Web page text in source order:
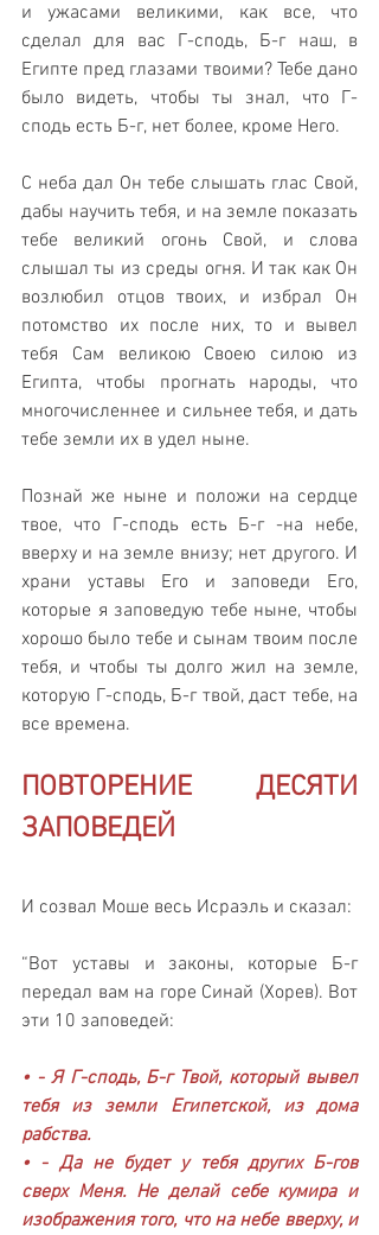
и ужасами великими, как все, что
сделал для вас Г-сподь, Б-г наш, в
Египте пред глазами твоими? Тебе дано
было видеть, чтобы ты знал, что Г-
сподь есть Б-г, нет более, кроме Него.
С неба дал Он тебе слышать глас Свой,
дабы научить тебя, и на земле показать
тебе великий огонь Свой, и слова
слышал ты из среды огня. И так как Он
возлюбил отцов твоих, и избрал Он
потомство их после них, то и вывел
тебя Сам великою Своею силою из
Египта, чтобы прогнать народы, что
многочисленнее и сильнее тебя, и дать
тебе земли их в удел ныне.
Познай же ныне и положи на сердце
твое, что Г-сподь есть Б-г -на небе,
вверху и на земле внизу; нет другого. И
храни уставы Его и заповеди Его,
которые я заповедую тебе ныне, чтобы
хорошо было тебе и сынам твоим после
тебя, и чтобы ты долго жил на земле,
которую Г-сподь, Б-г твой, даст тебе, на
все времена.
ПОВТОРЕНИЕ ДЕСЯТИ
ЗАПОВЕДЕЙ
И созвал Моше весь Исраэль и сказал:
“Вот уставы и законы, которые Б-г
передал вам на горе Синай (Хорев). Вот
эти 10 заповедей:
• - Я Г-сподь, Б-г Твой, который вывел
тебя из земли Египетской, из дома
рабства.
• - Да не будет у тебя других Б-гов
сверх Меня. Не делай себе кумира и
изображения того, что на небе вверху, и